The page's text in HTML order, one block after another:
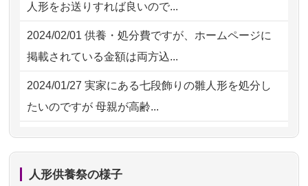
の雛人形で...
2026/07/15 お客様の声を読み、丁寧に供養してい
ただけそう...
2026/07/13 遠方からでもご依頼出来る点と申込ま
での方法が...
人形をお送りすれば良いので...
2024/02/01 供養・処分費ですが、ホームページに
掲載されている金額は両方込...
2024/01/27 実家にある七段飾りの雛人形を処分し
たいのですが 母親が高齢...
2024/01/13剥製の供養・処分をお願いできます
人形供養祭の様子